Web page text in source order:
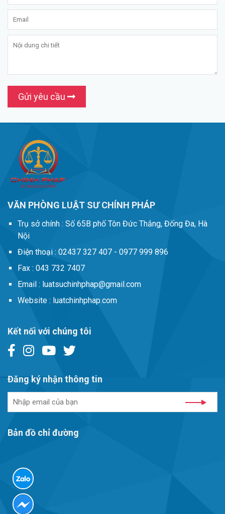
Gửi yêu cầu
VĂN PHÒNG LUẬT SƯ CHÍNH PHÁP
Trụ sở chính : Số 65B phố Tôn Đức Thắng, Đống Đa, Hà
Nội
Điện thoại : 02437 327 407 - 0977 999 896
Fax : 043 732 7407
Email : luatsuchinhphap@gmail.com
Website : luatchinhphap.com
Kết nối với chúng tôi
Đăng ký nhận thông tin
Bản đồ chỉ đường